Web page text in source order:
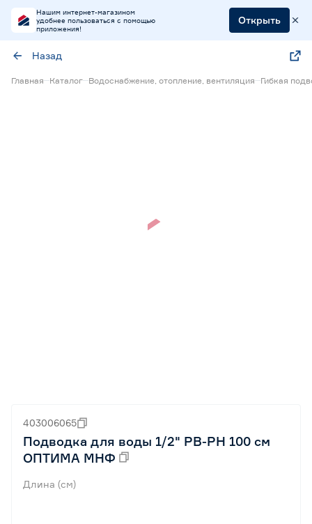
Нашим интернет-магазином
удобнее пользоваться с помощью
приложения!
Открыть
Назад
Главная Каталог Водоснабжение, отопление, вентиляция Гибкая
403006065
Подводка для воды 1/2" РВ-РН 100 см
ОПТИМА МНФ
Длина (см)